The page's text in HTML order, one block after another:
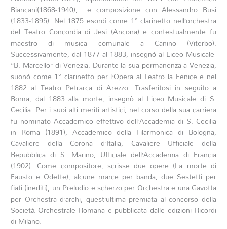
Biancani(1868-1940), e composizione con Alessandro Busi
(1833-1895). Nel 1875 esordì come 1° clarinetto nell’orchestra
del Teatro Concordia di Jesi (Ancona) e contestualmente fu
maestro di musica comunale a Canino (Viterbo).
Successivamente, dal 1877 al 1883, insegnò al Liceo Musicale
“B. Marcello” di Venezia. Durante la sua permanenza a Venezia,
suonò come 1° clarinetto per l’Opera al Teatro la Fenice e nel
1882 al Teatro Petrarca di Arezzo. Trasferitosi in seguito a
Roma, dal 1883 alla morte, insegnò al Liceo Musicale di S.
Cecilia. Per i suoi alti meriti artistici, nel corso della sua carriera
fu nominato Accademico effettivo dell’Accademia di S. Cecilia
in Roma (1891), Accademico della Filarmonica di Bologna,
Cavaliere della Corona d’Italia, Cavaliere Ufficiale della
Repubblica di S. Marino, Ufficiale dell’Accademia di Francia
(1902). Come compositore, scrisse due opere (La morte di
Fausto e Odette), alcune marce per banda, due Sestetti per
fiati (inediti), un Preludio e scherzo per Orchestra e una Gavotta
per Orchestra d’archi, quest’ultima premiata al concorso della
Società Orchestrale Romana e pubblicata dalle edizioni Ricordi
di Milano.